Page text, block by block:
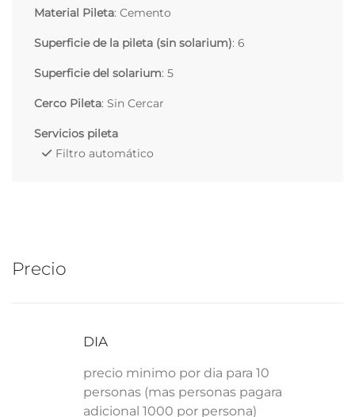
Material Pileta: Cemento
Superficie de la pileta (sin solarium): 6
Superficie del solarium: 5
Cerco Pileta: Sin Cercar
Servicios pileta
Filtro automático
Precio
DIA
precio minimo por dia para 10
personas (mas personas pagara
adicional 1000 por persona)